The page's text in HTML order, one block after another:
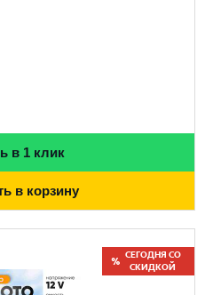
в 1 клик
в корзину
СЕГОДНЯ СО
СКИДКОЙ